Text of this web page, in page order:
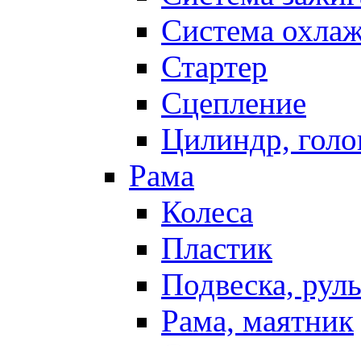
Система
Стартер
Сцепление
Цилиндр,
Рама
Колеса
Пластик
Подвеска, руль
Рама, маятник